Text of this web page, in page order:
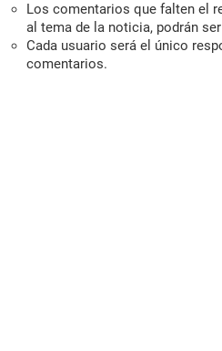
Los comentarios que falten el
al tema de la noticia, podrán
Cada usuario será el único
comentarios.